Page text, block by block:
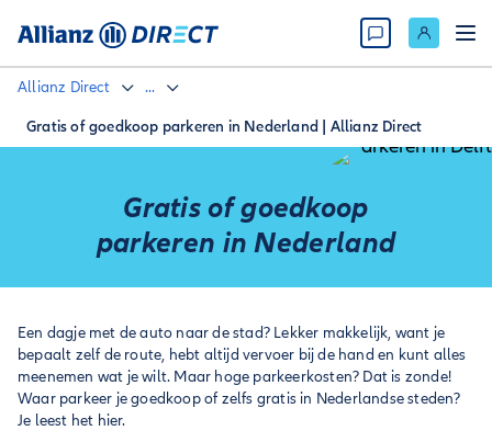
Allianz Direct ...
Gratis of goedkoop parkeren in Nederland | Allianz Direct
Gratis of goedkoop
parkeren in Nederland
Een dagje met de auto naar de stad? Lekker makkelijk, want je
bepaalt zelf de route, hebt altijd vervoer bij de hand en kunt alles
meenemen wat je wilt. Maar hoge parkeerkosten? Dat is zonde!
Waar parkeer je goedkoop of zelfs gratis in Nederlandse steden?
Je leest het hier.